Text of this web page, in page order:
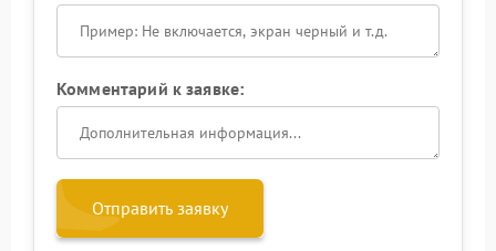
Комментарий к заявке:
Отправить заявку